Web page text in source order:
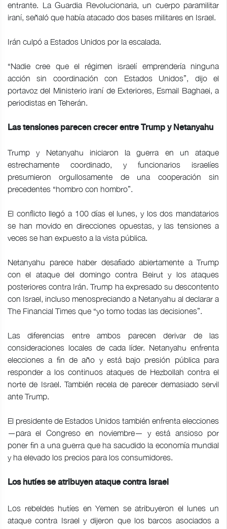
entrante. La Guardia Revolucionaria, un cuerpo paramilitar
iraní, señaló que había atacado dos bases militares en Israel.
Irán culpó a Estados Unidos por la escalada.
“Nadie cree que el régimen israelí emprendería ninguna
acción sin coordinación con Estados Unidos”, dijo el
portavoz del Ministerio iraní de Exteriores, Esmail Baghaei, a
periodistas en Teherán.
Las tensiones parecen crecer entre Trump y Netanyahu
Trump y Netanyahu iniciaron la guerra en un ataque
estrechamente coordinado, y funcionarios israelíes
presumieron orgullosamente de una cooperación sin
precedentes “hombro con hombro”.
El conflicto llegó a 100 días el lunes, y los dos mandatarios
se han movido en direcciones opuestas, y las tensiones a
veces se han expuesto a la vista pública.
Netanyahu parece haber desafiado abiertamente a Trump
con el ataque del domingo contra Beirut y los ataques
posteriores contra Irán. Trump ha expresado su descontento
con Israel, incluso menospreciando a Netanyahu al declarar a
The Financial Times que “yo tomo todas las decisiones”.
Las diferencias entre ambos parecen derivar de las
consideraciones locales de cada líder. Netanyahu enfrenta
elecciones a fin de año y está bajo presión pública para
responder a los continuos ataques de Hezbollah contra el
norte de Israel. También recela de parecer demasiado servil
ante Trump.
El presidente de Estados Unidos también enfrenta elecciones
—para el Congreso en noviembre— y está ansioso por
poner fin a una guerra que ha sacudido la economía mundial
y ha elevado los precios para los consumidores.
Los hutíes se atribuyen ataque contra Israel
Los rebeldes hutíes en Yemen se atribuyeron el lunes un
ataque contra Israel y dijeron que los barcos asociados a